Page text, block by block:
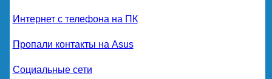
Интернет с телефона на ПК
Пропали контакты на Asus
Социальные сети